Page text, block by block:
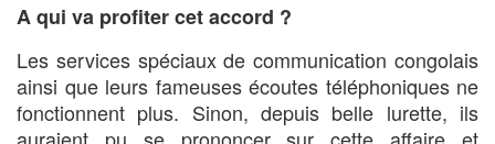
A qui va proﬁter cet accord ?
Les services spéciaux de communication congolais
ainsi que leurs fameuses écoutes téléphoniques ne
fonctionnent plus. Sinon, depuis belle lurette, ils
auraient pu se prononcer sur cette affaire et